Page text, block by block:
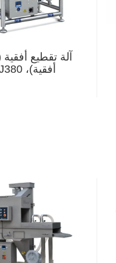
آلة تقطيع
أفقية)، FQJ380